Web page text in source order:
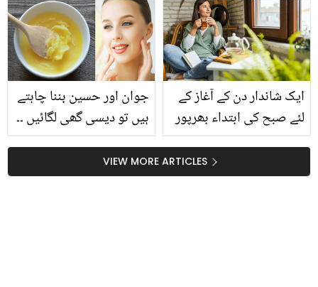
بیوہ نے اپنی کردار کشی
کرنے والوں کو کیا کہا؟
کو نیا اور سٹائلش بنایا؟
جوان اور حسین بننا چاہتے
ہیں تو دیسی گھی لگائیں ۔۔
فائدوں کے ساتھ حسن کے
نکھار میں بھی کارآمد
ایک شاندار دن کے آغاز کے
لئے صبح کی ابتداء بھرپور
زندگی اللہ کی دی ہوئی
بہترین نعمت ہے
VIEW MORE ARTICLES